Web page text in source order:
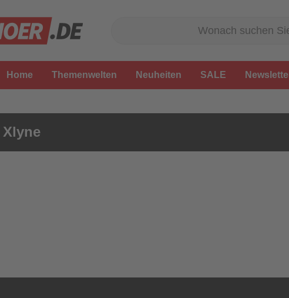
Home Themenwelten Neuheiten SALE
Xlyne